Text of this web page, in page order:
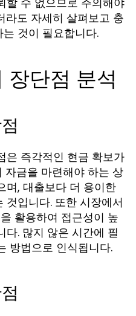
라도 자세히 살펴보고 충
것이 필요합니다.
장단점 분석
은 즉각적인 현금 확보가
자금을 마련해야 하는 상
며, 대출보다 더 용이한
것입니다. 또한 시장에서
활용하여 접근성이 높
다. 많지 않은 시간에 필
방법으로 인식됩니다.